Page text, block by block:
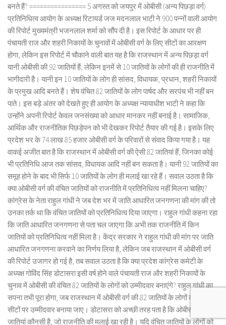
बनते हैं? ================ 5 अगस्त को जयपुर में ओबीसी (अन्य पिछड़ा वर्ग)
प्रतिनिधित्व आयोग के अध्यक्ष रिटायर्ड जज मदनलाल भाटी ने 900 पन्नों वाली आयोग
की रिपोर्ट मुख्यमंत्री भजनलाल शर्मा को सौंप दी है। इस रिपोर्ट के आधार पर ही
पंचायती राज और शहरी निकायों के चुनावों में ओबीसी वर्ग के लिए सीटों का आरक्षण
होगा, लेकिन इस रिपोर्ट में चौकाने वाली बात यह है कि राजस्थान में अन्य पिछड़ा वर्ग
यानी ओबीसी की 92 जातियों हैं, लेकिन इनमें से 10 जातियों के लोगों की ही राजनीति में
भागीदारी है। यानी इन 10 जातियों के लोग ही सांसद, विधायक, प्रधान, शहरी निकायों
के प्रमुख आदि बनते हैं। शेष वंचित 82 जातियों के लोग पार्षद और सरपंच भी नहीं बन
पाते। इस बड़े अंतर को देखते हुए ही आयोग के अध्यक्ष न्यायाधीश भाटी ने कहा कि
उन्होंने अपनी रिपोर्ट केवल जनसंख्या को आधार मानकर नहीं बनाई है। सामाजिक,
आर्थिक और राजनीतिक पिछड़ेपन को भी देखकर रिपोर्ट तैयार की गई है। इसके लिए
प्रदेश भर के 74 लाख 85 हजार ओबीसी वर्ग के परिवारों से संवाद किया गया है। यह
वाकई अजीत बात है कि राजस्थान में ओबीसी वर्ग की ऐसी 82 जातियां हैं, जिनका कोई
भी प्रतिनिधि आज तक सांसद, विधायक आदि नहीं बन सकता है। यानी 92 जातियों का
समूह होने के बाद भी सिर्फ 10 जातियों के लोग ही मलाई खा रहे हैं। सवाल उठता है कि
क्या ओबीसी वर्ग की वंचित जातियों को राजनीति में प्रतिनिधित्व नहीं मिलना चाहिए?
कांग्रेस के नेता राहुल गांधी ने जब देश भर में जाति आधारित जनगणना की मांग की तो
उनका तर्क था कि वंचित जातियों को प्रतिनिधित्व दिया जाएगा। राहुल गांधी कहना रहा
कि जाति आधारित जनगणना से पता चल जाएगा कि अभी तक राजनीति में किन
जातियों को प्रतिनिधित्व नहीं मिला है। केंद्र सरकार ने राहुल गांधी की मांग पर जाति
आधारित जनगणना करवाने का निर्णय लिया है, लेकिन जब राजस्थान में ओबीसी वर्ग
की रिपोर्ट उजागर हो गई है, तब सवाल उठता है कि क्या प्रदेश कांग्रेस कमेटी के
अध्यक्ष गोविंद सिंह डोटासरा इसी वर्ष होने वाले पंचायती राज और शहरी निकायों के
चुनाव में ओबीसी की वंचित 82 जातियों के लोगों को उम्मीदवार बनाएंगे? राहुल गांधी का
सपना तभी पूरा होगा, जब राजस्थान में ओबीसी वर्ग की 82 जातियों के लोगों को आरक्षित
सीटों पर उम्मीदवार बनाया जाए। डोटासरा को अच्छी तरह पता है कि ओबीसी की वे 10
जातियां कौनसी है, जो राजनीति की मलाई खा रही है। यदि वंचित जातियों के लोगों को